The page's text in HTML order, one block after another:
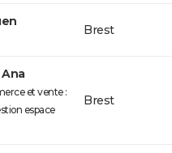
Brest
et vente :
espace
Brest